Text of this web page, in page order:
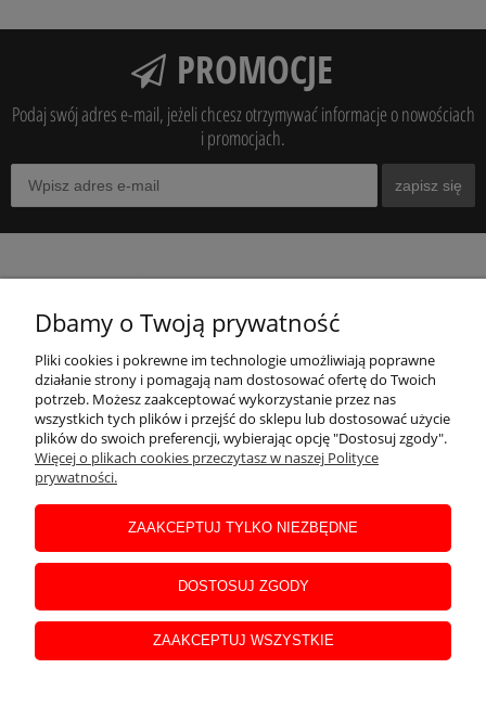
PROMOCJE
Podaj swój adres e-mail, jeżeli chcesz otrzymywać informacje o nowościach
i promocjach.
zapisz się
MOJE KONTO
INFORMACJE
POMOC
DLA KLIENTA
FIRMA
Dbamy o Twoją prywatność
Pliki cookies i pokrewne im technologie umożliwiają poprawne
działanie strony i pomagają nam dostosować ofertę do Twoich
potrzeb. Możesz zaakceptować wykorzystanie przez nas
wszystkich tych plików i przejść do sklepu lub dostosować użycie
plików do swoich preferencji, wybierając opcję "Dostosuj zgody".
Więcej o plikach cookies przeczytasz w naszej Polityce
prywatności.
ZAAKCEPTUJ TYLKO NIEZBĘDNE
DOSTOSUJ ZGODY
ZAAKCEPTUJ WSZYSTKIE